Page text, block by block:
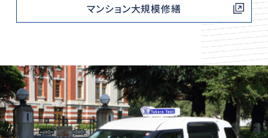
マンション大規模修繕